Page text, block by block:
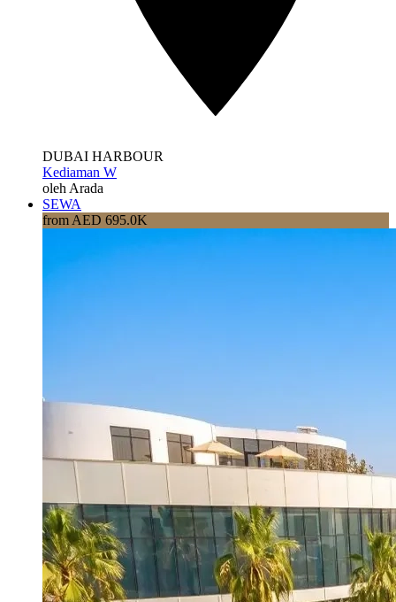
DUBAI HARBOUR
Kediaman W
oleh Arada
SEWA
from AED 695.0K